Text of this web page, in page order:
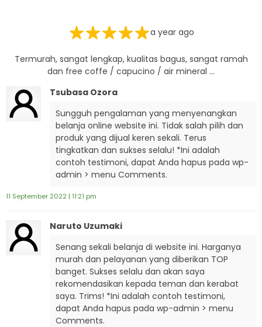
a year ago
Termurah, sangat lengkap, kualitas bagus, sangat ramah
dan free coffe / capucino / air mineral …
Tsubasa Ozora
Sungguh pengalaman yang menyenangkan
belanja online website ini. Tidak salah pilih dan
produk yang dijual keren sekali. Terus
tingkatkan dan sukses selalu! *Ini adalah
contoh testimoni, dapat Anda hapus pada wp-
admin > menu Comments.
11 September 2022 | 11:21 pm
Naruto Uzumaki
Senang sekali belanja di website ini. Harganya
murah dan pelayanan yang diberikan TOP
banget. Sukses selalu dan akan saya
rekomendasikan kepada teman dan kerabat
saya. Trims! *Ini adalah contoh testimoni,
dapat Anda hapus pada wp-admin > menu
Comments.